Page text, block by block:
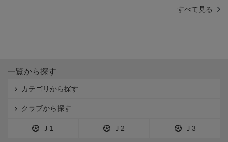
すべて見る
一覧から探す
カテゴリから探す
クラブから探す
Ｊ1 Ｊ2 Ｊ3